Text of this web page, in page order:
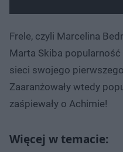
Frele, czyli Marcelina
Marta Skiba popularność
sieci swojego
Zaaranżowały wtedy
zaśpiewały o Achimie!